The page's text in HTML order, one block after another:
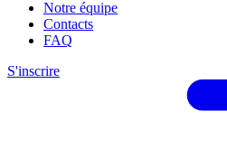
Notre équipe
Contacts
FAQ
S'inscrire